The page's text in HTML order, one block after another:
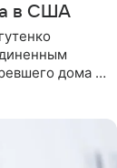
в США
дома в